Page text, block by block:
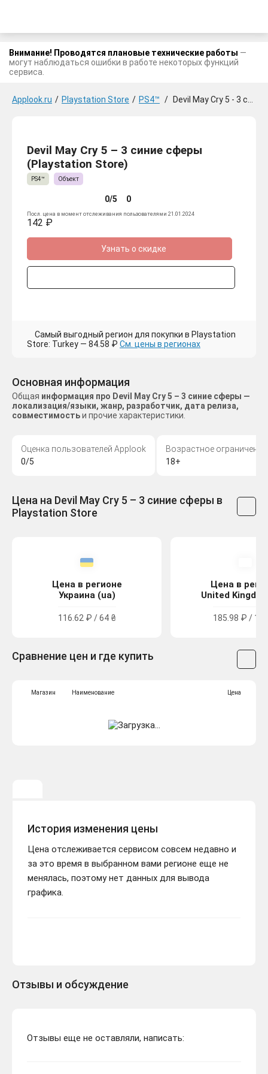
Внимание! Проводятся плановые технические работы —
могут наблюдаться ошибки в работе некоторых функций
сервиса.
Applook.ru / Playstation Store / PS4™ / Devil May Cry 5 - 3 синие сферы
Devil May Cry 5 – 3 синие сферы
(Playstation Store)
PS4™ Объект
0/5 0
Посл. цена в момент отслеживания пользователями 21.01.2024
142 ₽
Узнать о скидке
Самый выгодный регион для покупки в Playstation
Store: Turkey — 84.58 ₽ См. цены в регионах
Основная информация
Общая информация про Devil May Cry 5 – 3 синие сферы —
локализация/языки, жанр, разработчик, дата релиза,
совместимостьи прочие характеристики.
Оценка пользователей Applook
0/5
Возрастное ограничение
18+
Цена на Devil May Cry 5 – 3 синие сферы в
Playstation Store
Цена в регионе
Украина (ua)
116.62 ₽ / 64 ₴
Цена в
United
185.98 ₽ /
Сравнение цен и где купить
Магазин Наименование Цена
История изменения цены
Цена отслеживается сервисом совсем недавно и
за это время в выбранном вами регионе еще не
менялась, поэтому нет данных для вывода
графика.
Отзывы и обсуждение
Отзывы еще не оставляли, написать: